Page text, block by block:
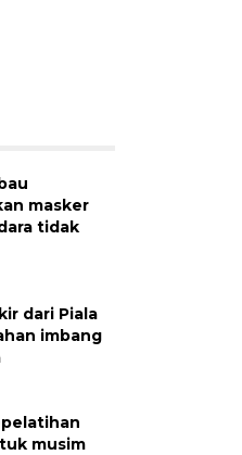
masker
tidak
dari Piala
imbang
musim